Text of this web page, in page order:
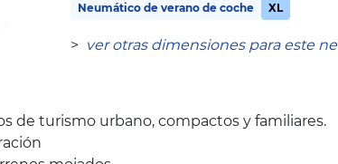
Neumático de verano de coche XL
> ver otras dimensiones para este
de turismo urbano, compactos y familiares.